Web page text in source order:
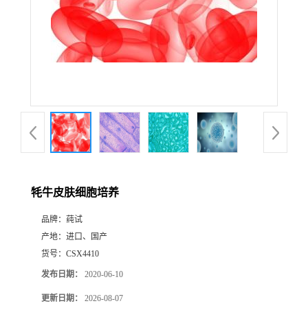
牦牛皮肤细胞培养
品牌： 莼试
产地： 进口、国产
货号： CSX4410
发布日期： 2020-06-10
更新日期： 2026-08-07